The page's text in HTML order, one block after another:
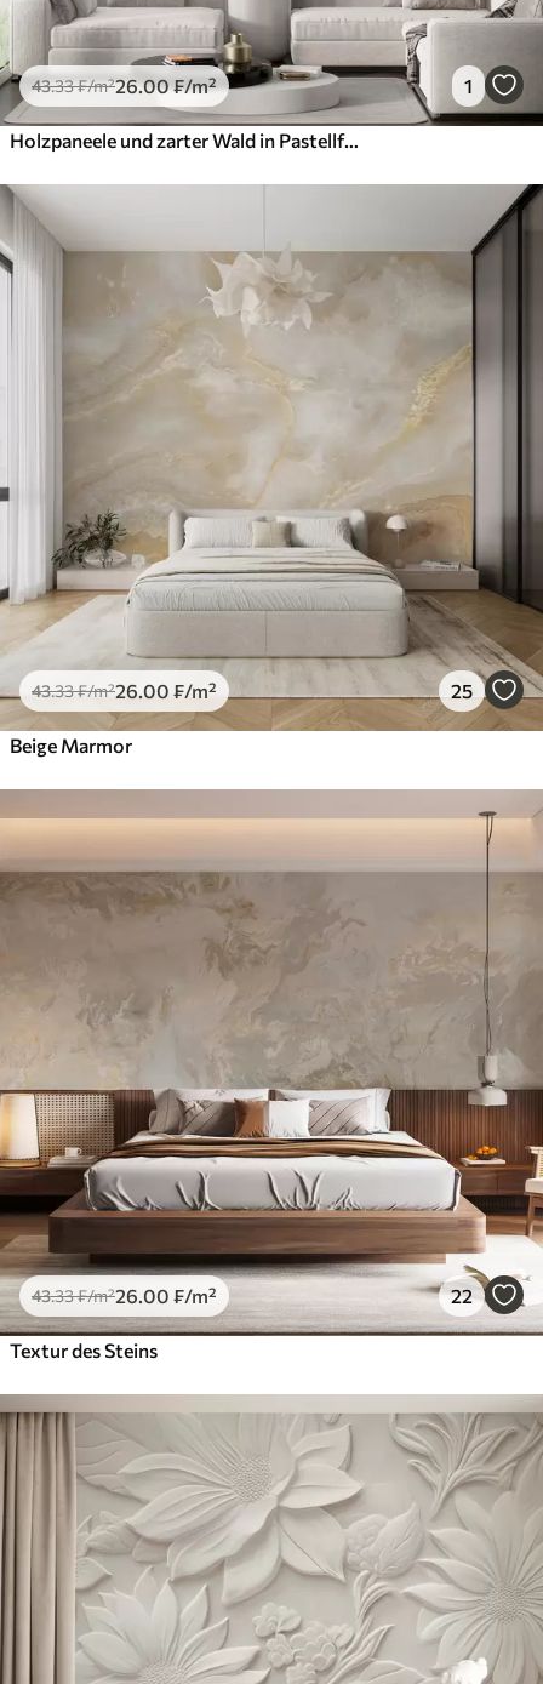
43.33₣/m²26.00₣/m² 1
Holzpaneele und zarter Wald in Pastellfarben
43.33₣/m²26 .00 ₣/m² 25
Beige Marmor
43.33₣/m²26 .00 ₣/m² 22
Textur des Steins